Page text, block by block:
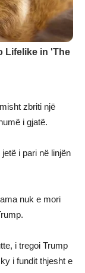
zbriti një
i gjatë.
i pari në linjën
nuk e mori
i tregoi Trump
i fundit thjesht e